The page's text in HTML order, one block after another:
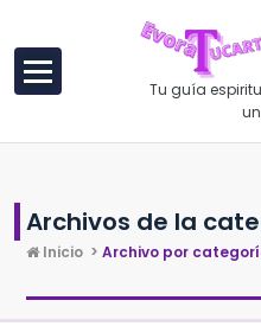
Tu guía
Archivos de la
Inicio > Archivo por